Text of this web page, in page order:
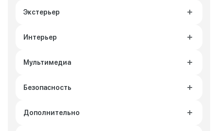
Экстерьер
Интерьер
Мультимедиа
Безопасность
Дополнительно